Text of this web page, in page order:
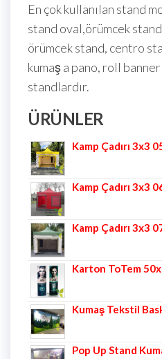
En çok kullanılan stand
stand oval,örümcek
örümcek stand, centro
kumaş a pano, roll
standlardır.
ÜRÜNLER
Kamp Çadırı 3x3
Kamp Çadırı 3x3
Kamp Çadırı 3x3
Karton ToTem
Kumaş Tekstil
Pop Up Stand